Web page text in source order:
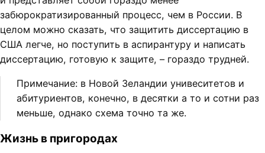
забюрократизированный процесс, чем в России. В
целом можно сказать, что защитить диссертацию в
США легче, но поступить в аспирантуру и написать
диссертацию, готовую к защите, – гораздо трудней.
Примечание: в Новой Зеландии унивеситетов и
абитуриентов, конечно, в десятки а то и сотни раз
меньше, однако схема точно та же.
Жизнь в пригородах